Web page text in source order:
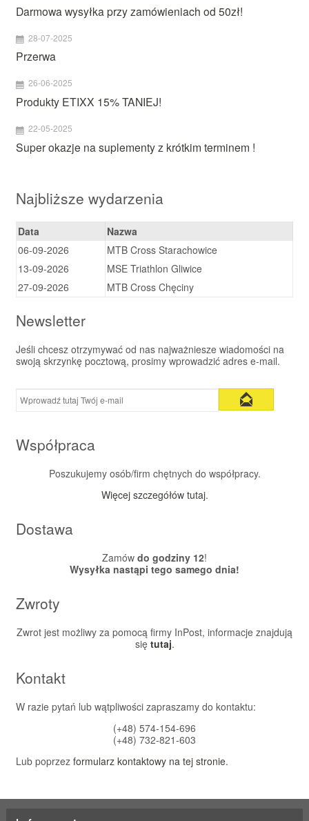
Darmowa wysyłka przy zamówieniach od 50zł!
28-07-2025
Przerwa
26-06-2025
Produkty ETIXX 15% TANIEJ!
22-05-2025
Super okazje na suplementy z krótkim terminem !
Najbliższe wydarzenia
Data
Nazwa
06-09-2026
MTB Cross Starachowice
13-09-2026
MSE Triathlon Gliwice
27-09-2026
MTB Cross Chęciny
Newsletter
Jeśli chcesz otrzymywać od nas najważniesze wiadomości na
swoją skrzynkę pocztową, prosimy wprowadzić adres e-mail.
Współpraca
Poszukujemy osób/firm chętnych do współpracy.
Więcej szczegółów tutaj.
Dostawa
Zamów do godziny 12!
Wysyłka nastąpi tego samego dnia!
Zwroty
Zwrot jest możliwy za pomocą firmy InPost, informacje znajdują
się tutaj.
Kontakt
W razie pytań lub wątpliwości zapraszamy do kontaktu:
(+48) 574-154-696
(+48) 732-821-603
Lub poprzez formularz kontaktowy na tej stronie.